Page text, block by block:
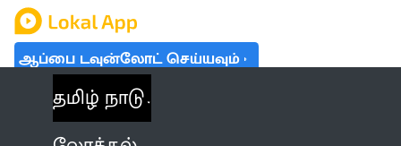
ஆப்பை டவுன்லோட் செய்யவும்
தமிழ் நாடு